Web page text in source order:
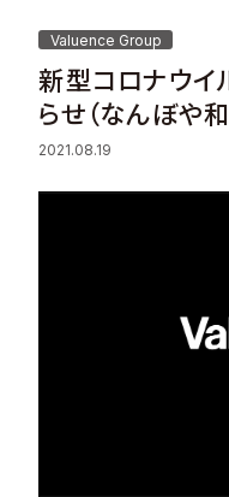
Investor
Sustainability
Recruit
Valuence Group
新型コロナウイ
らせ（なんぼや
2021.08.19